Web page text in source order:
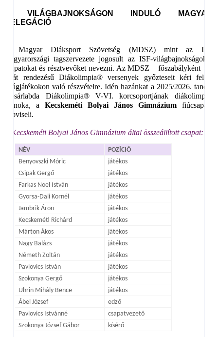
A VILÁGBAJNOKSÁGON INDULÓ MAGYAR
DELEGÁCIÓ
A Magyar Diáksport Szövetség (MDSZ) mint az ISF
magyarországi tagszervezete jogosult az ISF-világbajnokságokra
csapatokat és résztvevőket nevezni. Az MDSZ – főszabályként – a
saját rendezésű Diákolimpia® versenyek győzteseit kéri fel a
világjátékokon való részvételre. Idén hazánkat a 2025/2026. tanévi
Kosárlabda Diákolimpia® V-VI. korcsoportjának diákolimpiai
bajnoka, aKecskeméti Bolyai János Gimnáziumfiúcsapata
képviseli.
A Kecskeméti Bolyai János Gimnázium által összeállított csapat:
NÉV
POZÍCIÓ
Benyovszki Móric
játékos
Csipak Gergő
játékos
Farkas Noel István
játékos
Gyorsa-Dali Kornél
játékos
Jambrik Áron
játékos
Kecskeméti Richárd
játékos
Márton Ákos
játékos
Nagy Balázs
játékos
Németh Zoltán
játékos
Pavlovics István
játékos
Szokonya Gergő
játékos
Uhrin Mihály Bence
játékos
Ábel József
edző
Pavlovics Istvánné
csapatvezető
Szokonya József Gábor
kísérő